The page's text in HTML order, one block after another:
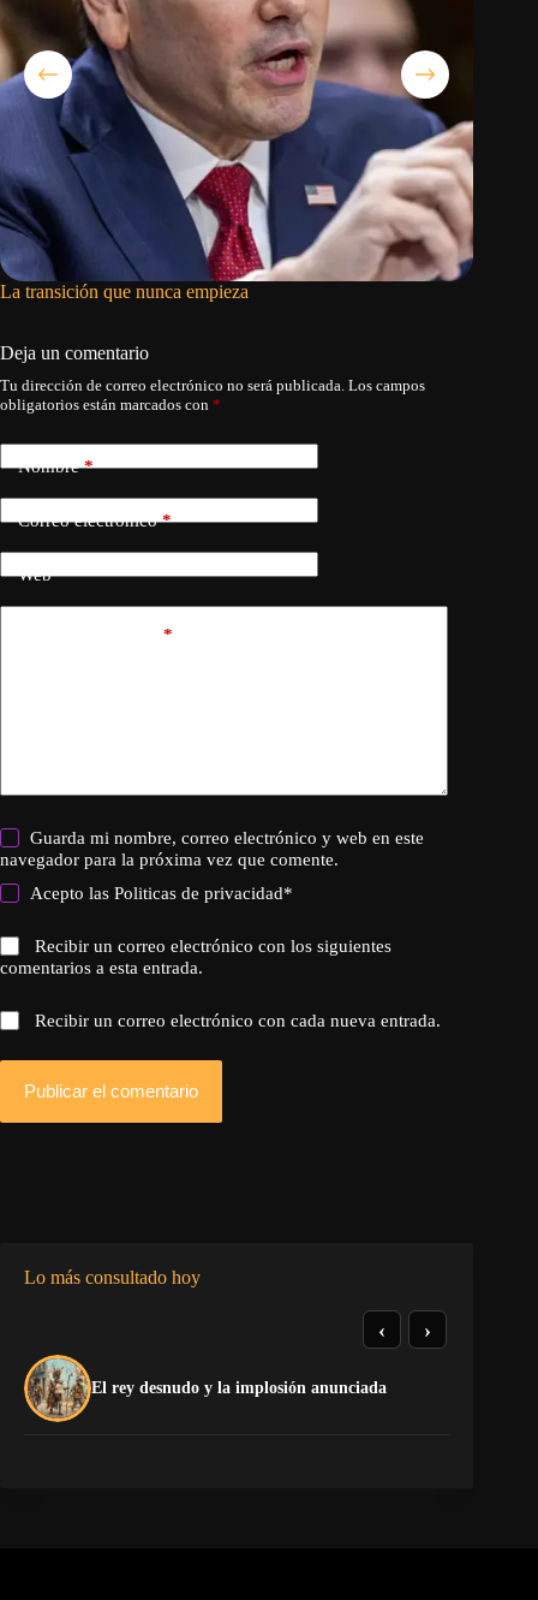
La transición que nunca empieza
Deja un comentario
Tu dirección de correo electrónico no será publicada. Los campos
obligatorios están marcados con *
Nombre*
Correo electrónico*
Web
*
Guarda mi nombre, correo electrónico y web en este
navegador para la próxima vez que comente.
Acepto lasPoliticas de privacidad*
Recibir un correo electrónico con los siguientes
comentarios a esta entrada.
Recibir un correo electrónico con cada nueva entrada.
Publicar el comentario
Lo más consultado hoy
El rey desnudo y la implosión anunciada
‹ ›